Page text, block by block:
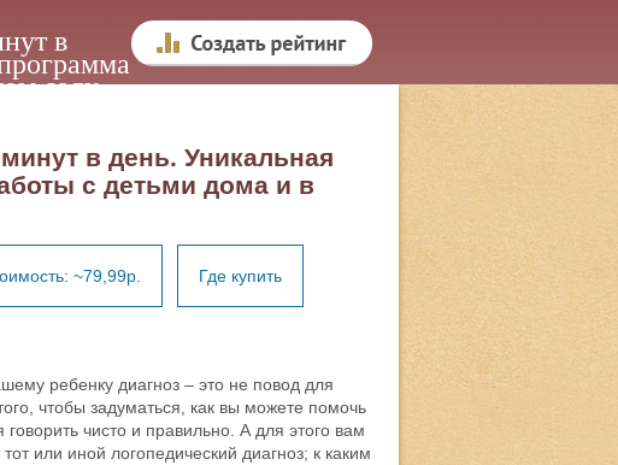
в
саду
в день. Уникальная
с детьми дома и в
~79,99р. Где купить
ребенку диагноз – это не повод для
чтобы задуматься, как вы можете помочь
чисто и правильно. А для этого вам
или иной логопедический диагноз; к каким